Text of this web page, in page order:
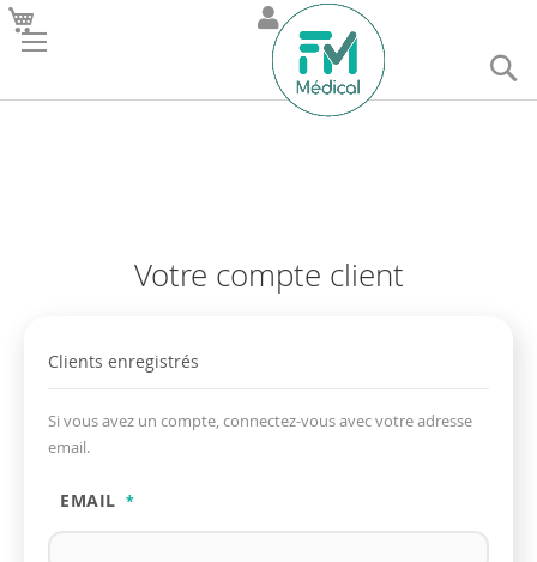
Votre compte client
Clients enregistrés
Si vous avez un compte, connectez-vous avec votre adresse
email.
EMAIL